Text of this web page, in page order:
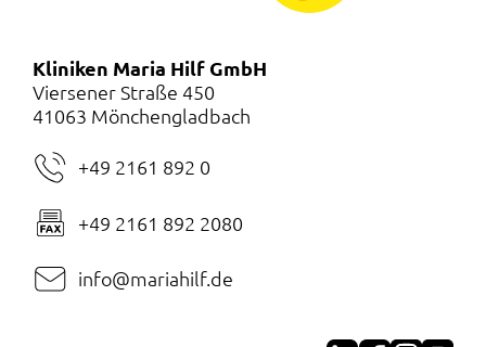
Kliniken Maria Hilf GmbH
Viersener Straße 450
41063 Mönchengladbach
+49 2161 892 0
+49 2161 892 2080
info@mariahilf.de